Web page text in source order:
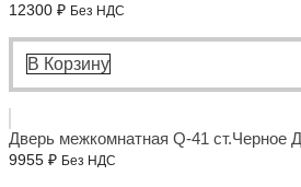
12300 ₽ Без НДС
В Корзину
Дверь межкомнатная Q-41 ст.Черное
9955 ₽ Без НДС